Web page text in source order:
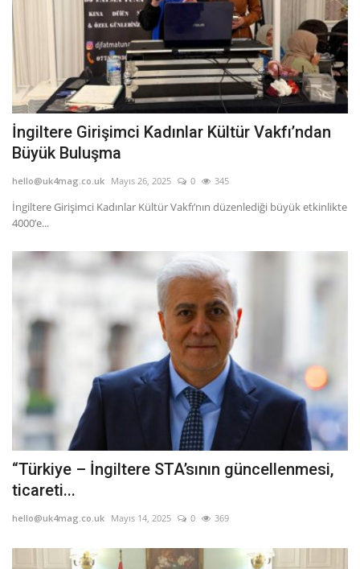
İngiltere Girişimci Kadınlar Kültür Vakfı’ndan
Büyük Buluşma
hello@uk4mag.co.uk Mayıs 26, 2025 0 345
İngiltere Girişimci Kadınlar Kültür Vakfı’nın düzenlediği büyük etkinlikte
4000’e...
“Türkiye – İngiltere STA’sının güncellenmesi,
ticareti...
hello@uk4mag.co.uk Mayıs 14, 2025 0 369